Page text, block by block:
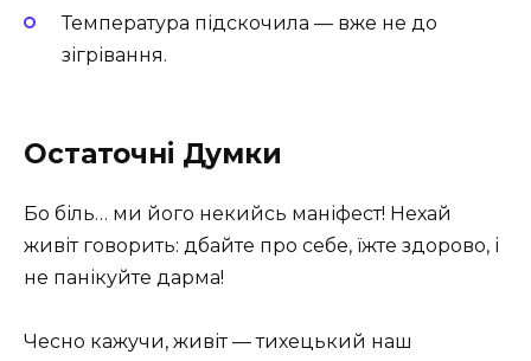
Температура підскочила — вже не до
зігрівання.
Остаточні Думки
Бо біль… ми його некийсь маніфест! Нехай
живіт говорить: дбайте про себе, їжте здорово, і
не панікуйте дарма!
Чесно кажучи, живіт — тихецький наш